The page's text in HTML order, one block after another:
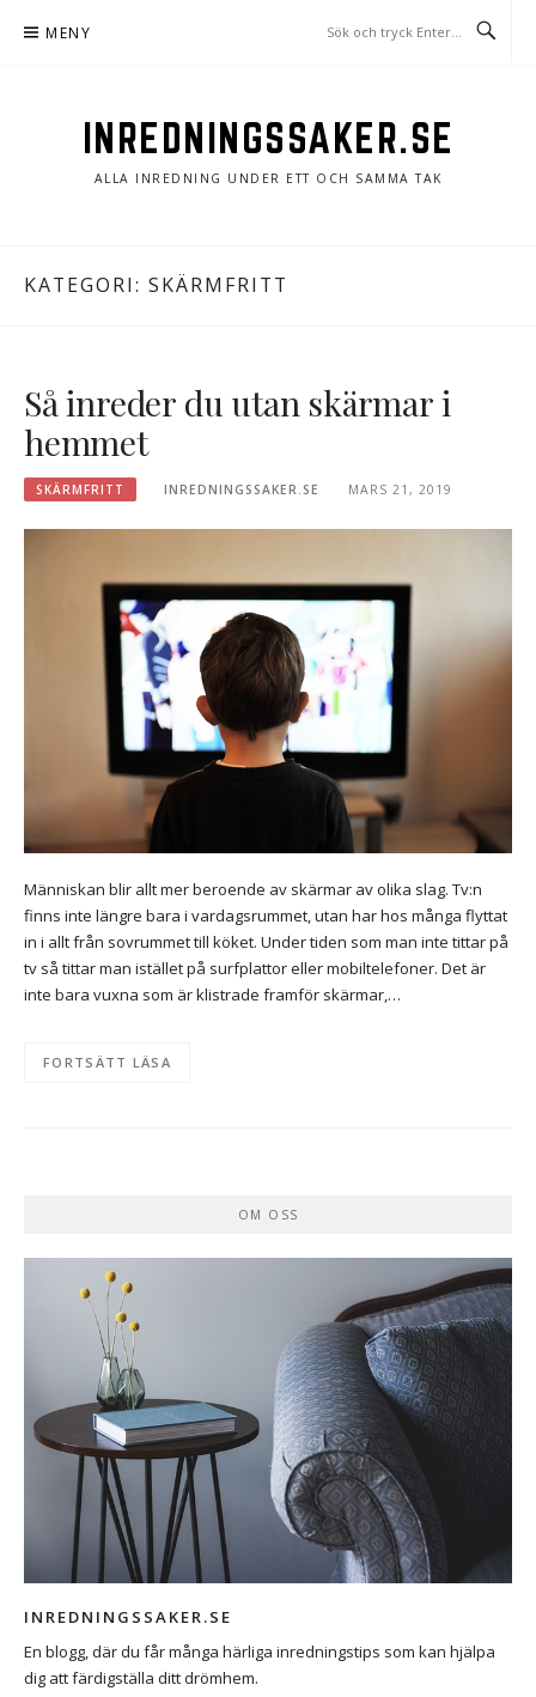
MENY
INREDNINGSSAKER.SE
ALLA INREDNING UNDER ETT OCH SAMMA TAK
KATEGORI: SKÄRMFRITT
Så inreder du utan skärmar i
hemmet
SKÄRMFRITT INREDNINGSSAKER.SE MARS 21, 2019
Människan blir allt mer beroende av skärmar av olika slag. Tv:n
finns inte längre bara i vardagsrummet, utan har hos många flyttat
in i allt från sovrummet till köket. Under tiden som man inte tittar på
tv så tittar man istället på surfplattor eller mobiltelefoner. Det är
inte bara vuxna som är klistrade framför skärmar,…
FORTSÄTT LÄSA
OM OSS
INREDNINGSSAKER.SE
En blogg, där du får många härliga inredningstips som kan hjälpa
dig att färdigställa ditt drömhem.